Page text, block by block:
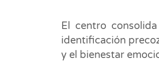
El centro
identificación
y el bienestar